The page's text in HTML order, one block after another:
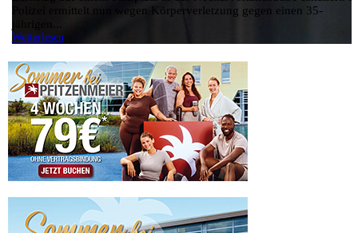
Polizei ermittelt nun wegen Körperverletzung gegen einen 35-
Weiterlesen